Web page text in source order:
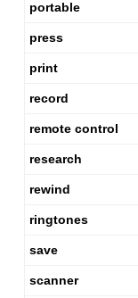
portable
press
print
record
remote control
research
rewind
ringtones
save
scanner